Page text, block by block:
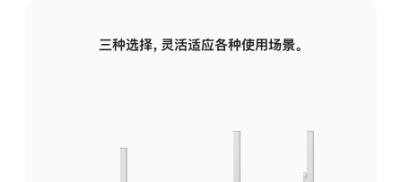
三种选择，灵活适应各种使用场景。